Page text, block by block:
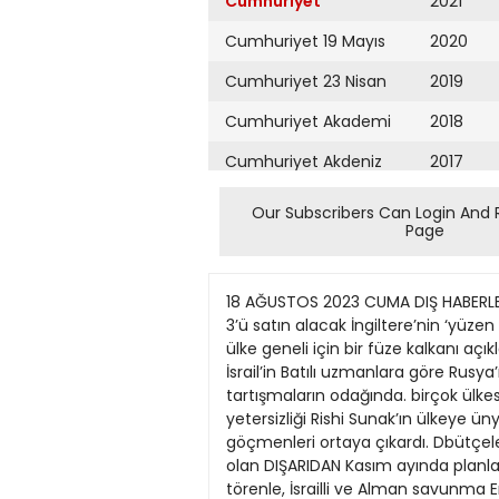
Cumhuriyet 19 Mayıs
Cumhuriyet 23 Nisan
Cumhuriyet Akademi
Cumhuriyet Akdeniz
Cumhuriyet Alışveriş
Cumhuriyet Ankara
Cumhuriyet Büyük
Taaruz
Cumhuriyet
Cumartesi
Cumhuriyet Çevre
2020
2019
2018
2017
2016
2015
2013
2012
2011
2010
2009
Our Subscribers Can Login And
Page
18 AĞUSTOS 2023 CUMA DIŞ HABERLER dishab@cumhuriyet.com.tr 7 Almanya, İsrail’den ABD ile ortak yapım füze kalkanı sistemi Arrow-3’ü satın alacak İngiltere’nin ‘yüzen Berlin savunma hamlesinde kaynak ayıran Alman hükümetinin, ABD’nin onayı sonrası hapishanesi’ ülke geneli için bir füze kalkanı açıklanan 3.5 milyar kurmayı düşündüğü belirtilmişti. İNGİLTERE’DE Muhafazakar hükümetin dolarlık satış, İsrail’in Batılı uzmanlara göre Rusya’nın göçmen politikası bir kez daha şimdiye kadar ki en büyük Ukrayna’yı işgali, Avrupa’nın tartışmaların odağında. birçok ülkesinde kara tabanlı hava İngiltere Başbakanı savunma anlaşması olacak. savunma sistemlerinin yetersizliği Rishi Sunak’ın ülkeye ünya genelinde ülkelerin küçük teknelerle ya da kıtanın hazırlıksızlığını savunmaya ayırdıkları gelen göçmenleri ortaya çıkardı. Dbütçeler artış gösterirken Reuters: Putin durdurmak için Bazı Avrupa ülkeleri, orta ABD-İsrail ortak yapımı olan DIŞARIDAN Kasım ayında planlanan bir hazırladığı kampanya, mesafeden havadan havaya taktik Arrow-3 isimli füze savunma törenle, İsrailli ve Alman savunma Erdoğan’ı sınıyor sığınmacılar için “yüzen saldırı ve yerden havaya savunma sistemininin Almanya’ya satışına yetkilileri, projenin başlatılması hapishane” olarak tanımlanan Bibby füzesi olan IRIS-T projesi üzerinde İNGİLTERE merkezli haber Washington’dan onay geldiği için 600 milyon dolarlık bir taahhüt Stockholm isimli gemide, geçen hafta çalışıyor. Ancak Patriot ve IRIS-T, ajansı Reuters, Rusya’nın Türkiye açıklandı. Anlaşmayı İsrail beyanı imzalayacak. Sözleşmenin tehlikeli bir bakteriye rastlanmasının hava savunmasının orta katmanını kıyılarına yakın uluslararası sularda, duyurdu. 3.5 milyar dolarlık satış, tamamının ise yıl sonuna kadar ardından fiyaskoya dönüştü. kapsarken Israel Aerospace ve Palau bandıralı Şükrü Okan adlı İsrail’in şimdiye kadar ki en büyük İngiliz hükümetinin Manş Denizi’ni imzalanmaya hazır olacağı Boeing tarafından üretilen Arrow- Türk gemisine geçen günlerde savunma anlaşması olacak. küçük teknelerle aşan sığınmacıları belirtildi. Alman makamları, Arrow- 3’ün daha üst katman için koruma düzenlediği baskını değerlendirdi. Türünün en gelişmiş sistemi caydırma taktiğinin önemli bir unsuru 3’ü 2025’in dördüncü çeyreğinde Analizde, saldırının savaşın sağladığı belirtiliyor. Arrow-3 olarak kabul edilen Arrow 3, uzun olan Bibby Stockholm, insan hakları ve teslim almayı öngördüklerini etkilerini bir başka NATO sınırına nükleer, kimyasal,